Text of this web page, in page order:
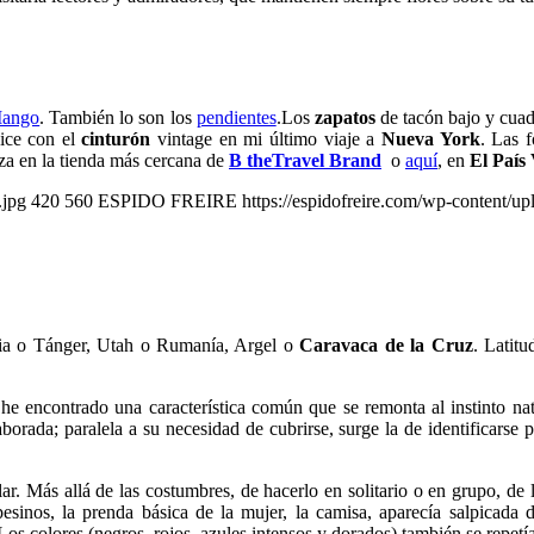
. También lo son los pendientes.Los zapatosde tacón bajo y
con elcinturón vintage en mi último viaje a Nueva York. Las
en la tienda más cercana de B theTravel Brand o aquí, en El País
420 560 ESPIDO FREIRE https://espidofreire.com/wp-content/
o Tánger, Utah o Rumanía, Argel oCaravaca de la Cruz.
encontrado una característica común que se remonta al instinto
paralela a su necesidad de cubrirse, surge la de
Más allá de las costumbres, de hacerlo en solitario o en grupo,
la prenda básica de la mujer, la camisa, aparecía